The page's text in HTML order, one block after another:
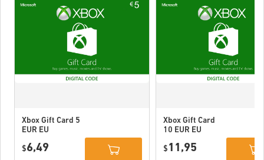
Xbox Gift Card 5
EUR EU
$6,49
Xbox Gift Card
10 EUR EU
$ 11,95